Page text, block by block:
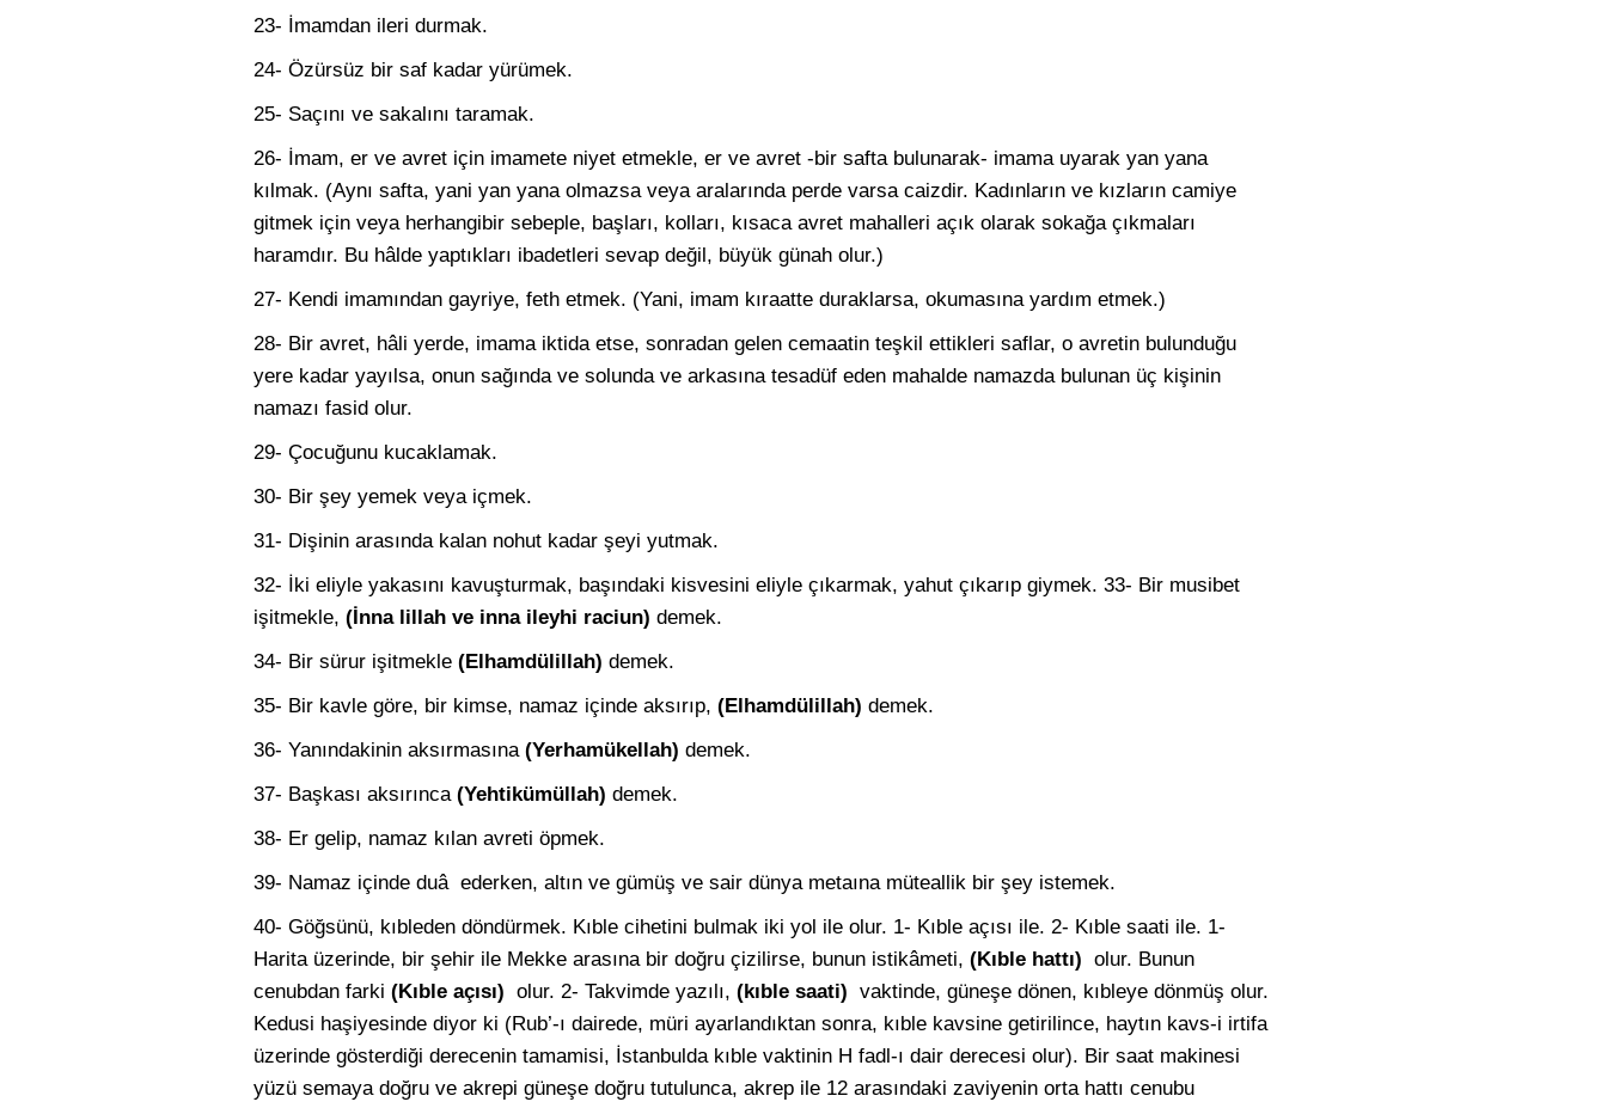
23- İmamdan ileri durmak.
24- Özürsüz bir saf kadar yürümek.
25- Saçını ve sakalını taramak.
26- İmam, er ve avret için imamete niyet etmekle, er ve avret -bir safta bulunarak- imama uyarak yan yana
kılmak. (Aynı safta, yani yan yana olmazsa veya aralarında perde varsa caizdir. Kadınların ve kızların camiye
gitmek için veya herhangibir sebeple, başları, kolları, kısaca avret mahalleri açık olarak sokağa çıkmaları
haramdır. Bu hâlde yaptıkları ibadetleri sevap değil, büyük günah olur.)
27- Kendi imamından gayriye, feth etmek. (Yani, imam kıraatte duraklarsa, okumasına yardım etmek.)
28- Bir avret, hâli yerde, imama iktida etse, sonradan gelen cemaatin teşkil ettikleri saflar, o avretin bulunduğu
yere kadar yayılsa, onun sağında ve solunda ve arkasına tesadüf eden mahalde namazda bulunan üç kişinin
namazı fasid olur.
29- Çocuğunu kucaklamak.
30- Bir şey yemek veya içmek.
31- Dişinin arasında kalan nohut kadar şeyi yutmak.
32- İki eliyle yakasını kavuşturmak, başındaki kisvesini eliyle çıkarmak, yahut çıkarıp giymek. 33- Bir musibet
işitmekle, (İnna lillah ve inna ileyhi raciun) demek.
34- Bir sürur işitmekle (Elhamdülillah) demek.
35- Bir kavle göre, bir kimse, namaz içinde aksırıp, (Elhamdülillah) demek.
36- Yanındakinin aksırmasına (Yerhamükellah) demek.
37- Başkası aksırınca (Yehtikümüllah) demek.
38- Er gelip, namaz kılan avreti öpmek.
39- Namaz içinde duâ ederken, altın ve gümüş ve sair dünya metaına müteallik bir şey istemek.
40- Göğsünü, kıbleden döndürmek. Kıble cihetini bulmak iki yol ile olur. 1- Kıble açısı ile. 2- Kıble saati ile. 1-
Harita üzerinde, bir şehir ile Mekke arasına bir doğru çizilirse, bunun istikâmeti, (Kıble hattı) olur. Bunun
cenubdan farki (Kıble açısı) olur. 2- Takvimde yazılı, (kıble saati) vaktinde, güneşe dönen, kıbleye dönmüş olur.
Kedusi haşiyesinde diyor ki (Rub’-ı dairede, müri ayarlandıktan sonra, kıble kavsine getirilince, haytın kavs-i irtifa
üzerinde gösterdiği derecenin tamamisi, İstanbulda kıble vaktinin H fadl-ı dair derecesi olur). Bir saat makinesi
yüzü semaya doğru ve akrepi güneşe doğru tutulunca, akrep ile 12 arasındaki zaviyenin orta hattı cenubu